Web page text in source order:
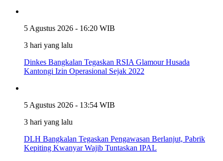
5 Agustus 2026 - 16:20 WIB
3 hari yang lalu
Dinkes Bangkalan Tegaskan RSIA Glamour Husada
Kantongi Izin Operasional Sejak 2022
5 Agustus 2026 - 13:54 WIB
3 hari yang lalu
DLH Bangkalan Tegaskan Pengawasan Berlanjut, Pabrik
Kepiting Kwanyar Wajib Tuntaskan IPAL